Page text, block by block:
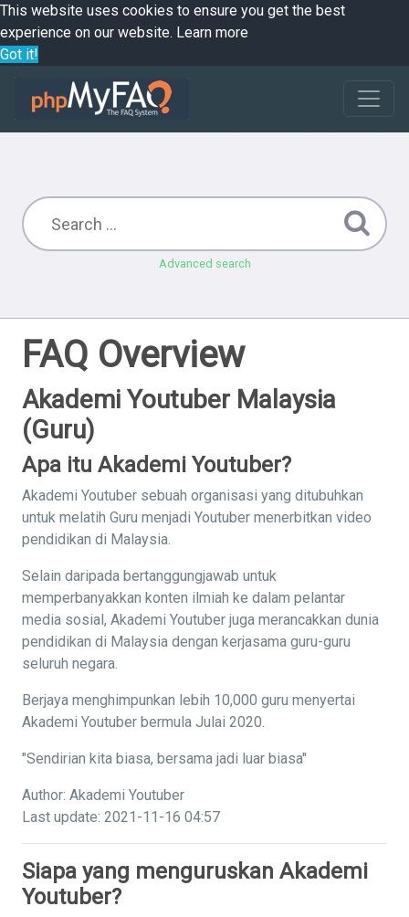
This website uses cookies to ensure you get the best
experience on our website. Learn more
Got it!
Advanced search
FAQ Overview
Akademi Youtuber Malaysia
(Guru)
Apa itu Akademi Youtuber?
Akademi Youtuber sebuah organisasi yang ditubuhkan
untuk melatih Guru menjadi Youtuber menerbitkan video
pendidikan di Malaysia.
Selain daripada bertanggungjawab untuk
memperbanyakkan konten ilmiah ke dalam pelantar
media sosial, Akademi Youtuber juga merancakkan dunia
pendidikan di Malaysia dengan kerjasama guru-guru
seluruh negara.
Berjaya menghimpunkan lebih 10,000 guru menyertai
Akademi Youtuber bermula Julai 2020.
"Sendirian kita biasa, bersama jadi luar biasa"
Author: Akademi Youtuber
Last update: 2021-11-16 04:57
Siapa yang menguruskan Akademi
Youtuber?